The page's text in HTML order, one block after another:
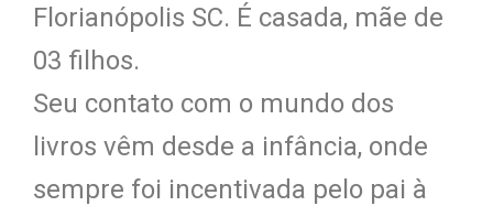
Florianópolis SC. É casada, mãe de
03 filhos.
Seu contato com o mundo dos
livros vêm desde a infância, onde
sempre foi incentivada pelo pai à